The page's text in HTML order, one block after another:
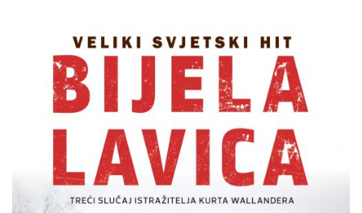
Mankell
Bijela
lavica
Pretpregled